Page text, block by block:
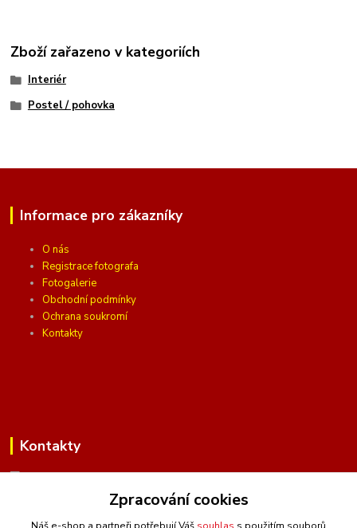
Zboží zařazeno v kategoriích
Interiér
Postel / pohovka
Informace pro zákazníky
O nás
Registrace fotografa
Fotogalerie
Obchodní podmínky
Ochrana soukromí
Kontakty
Kontakty
(Po-Pá, 10 - 16 hod.)
Zpracování cookies